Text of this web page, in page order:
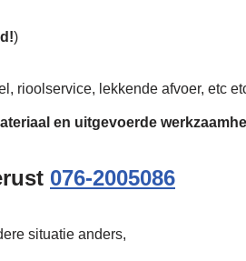
)
rioolservice, lekkende afvoer, etc
en uitgevoerde
076-2005086
situatie anders,